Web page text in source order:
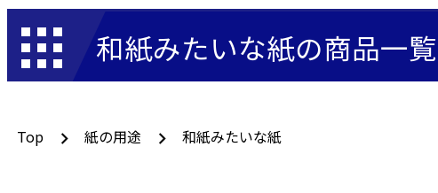
和紙みたいな紙の商品一覧
Top 紙の用途 和紙みたいな紙